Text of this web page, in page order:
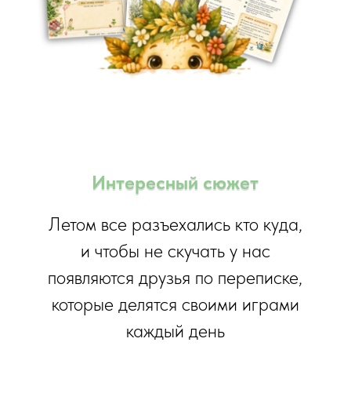
Интересный сюжет
Летом все разъехались кто куда,
и чтобы не скучать у нас
появляются друзья по переписке,
которые делятся своими играми
каждый день